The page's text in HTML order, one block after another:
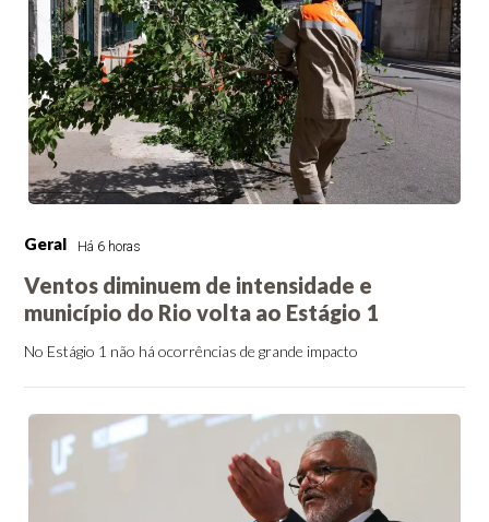
Geral Há 6 horas
Ventos diminuem de intensidade e
município do Rio volta ao Estágio 1
No Estágio 1 não há ocorrências de grande impacto